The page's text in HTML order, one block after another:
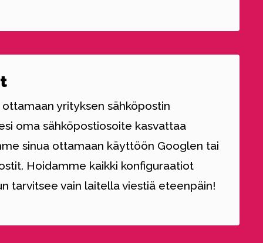
yrityksen sähköpostin
oma sähköpostiosoite kasvattaa
sinua ottamaan käyttöön Googlen tai
Hoidamme kaikki konfiguraatiot
tarvitsee vain laitella viestiä eteenpäin!